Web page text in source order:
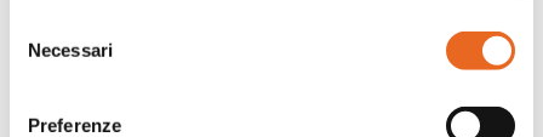
delNecessari
Preferenze WhatsApp
Twitter
Share